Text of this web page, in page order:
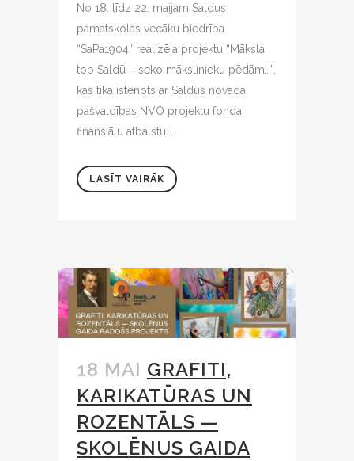
No 18. līdz 22. maijam Saldus
pamatskolas vecāku biedrība
“SaPa1904” realizēja projektu “Māksla
top Saldū – seko mākslinieku pēdām…”,
kas tika īstenots ar Saldus novada
pašvaldības NVO projektu fonda
finansiālu atbalstu....
LASĪT VAIRĀK
18 MAI GRAFITI,
KARIKATŪRAS UN
ROZENTĀLS —
SKOLĒNUS GAIDA